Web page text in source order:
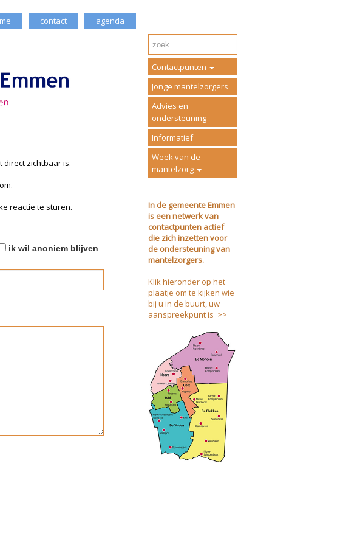
contact agenda
direct zichtbaar is.
reactie te sturen.
ik wil anoniem blijven
Contactpunten
Jonge mantelzorgers
Advies en
ondersteuning
Informatief
Week van de
mantelzorg
In de gemeente Emmen
is een netwerk van
contactpunten actief
die zich inzetten voor
de ondersteuning van
mantelzorgers.
Klik hieronder op het
plaatje om te kijken wie
bij u in de buurt, uw
aanspreekpunt is >>